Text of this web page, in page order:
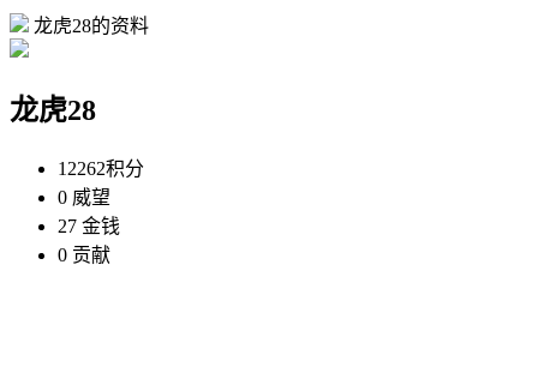
龙虎28的资料
龙虎28
12262积分
0 威望
27 金钱
0 贡献